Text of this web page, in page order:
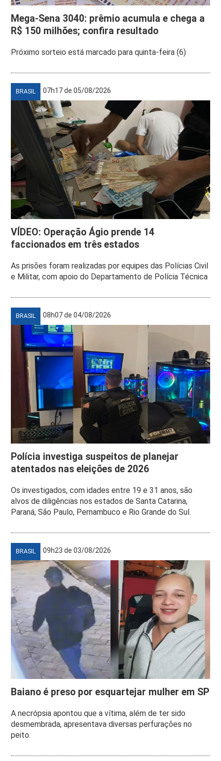
Mega-Sena 3040: prêmio acumula e chega a
R$ 150 milhões; confira resultado
Próximo sorteio está marcado para quinta-feira (6)
BRASIL 07h17 de 05/08/2026
VÍDEO: Operação Ágio prende 14
faccionados em três estados
As prisões foram realizadas por equipes das Polícias Civil
e Militar, com apoio do Departamento de Polícia Técnica
BRASIL 08h07 de 04/08/2026
Polícia investiga suspeitos de planejar
atentados nas eleições de 2026
Os investigados, com idades entre 19 e 31 anos, são
alvos de diligências nos estados de Santa Catarina,
Paraná, São Paulo, Pernambuco e Rio Grande do Sul.
BRASIL 09h23 de 03/08/2026
Baiano é preso por esquartejar mulher em SP
A necrópsia apontou que a vítima, além de ter sido
desmembrada, apresentava diversas perfurações no
peito.